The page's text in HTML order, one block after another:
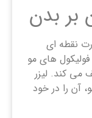
بر بدن
نقطه ای
های مو
می کند. لیزر
آن را در خود